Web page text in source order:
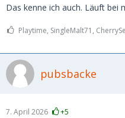
einem Telefont. Ich weiß
Einen habe ich sogar
Influencer benutzt hat. Da
sich das bei einem Treffen
Also ja. Es gibt täglich neue
Das kenne ich auch. Läuft
Playtime, SingleMalt71,
pubsbacke
7. April 2026 +5